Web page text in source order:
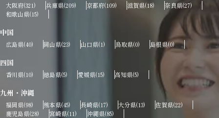
大阪府(321) 兵庫県(209) 京都府(109) 滋賀県(18) 奈良県(27)
和歌山県(15)
中国
広島県(40) 岡山県(23) 山口県(1) 鳥取県(0) 島根県(0)
四国
香川県(10) 徳島県(5) 愛媛県(15) 高知県(5)
九州・沖縄
福岡県(98) 熊本県(45) 長崎県(17) 大分県(13) 佐賀県(22)
鹿児島県(28) 宮崎県(11) 沖縄県(85)